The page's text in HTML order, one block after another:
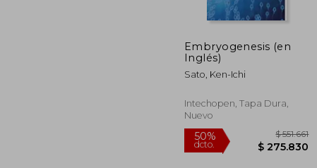
50%
dcto.
Embryogenesis (en
Inglés)
Sato, Ken-Ichi
Intechopen, Tapa Dura,
Nuevo